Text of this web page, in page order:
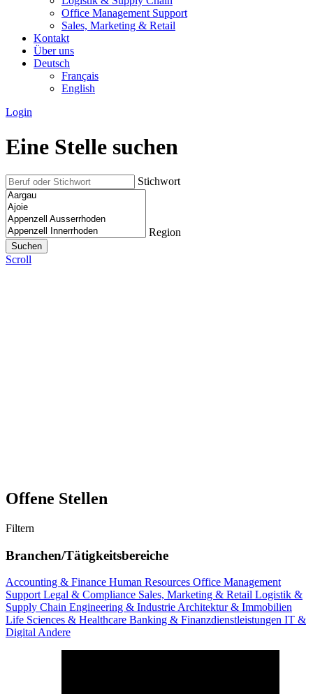
Office Management Support
Sales, Marketing & Retail
Kontakt
Über uns
Deutsch
Français
English
Login
Eine Stelle suchen
Stichwort
Region
Scroll
Offene Stellen
Filtern
Branchen/Tätigkeitsbereiche
Accounting & Finance Human Resources Office Management
SupportLegal & Compliance Sales, Marketing & Retail Logistik &
Supply Chain Engineering & IndustrieArchitektur & Immobilien
Life Sciences & Healthcare Banking & Finanzdienstleistungen IT &
DigitalAndere